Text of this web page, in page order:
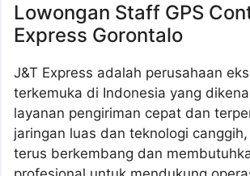
Lowongan Staff GPS
Express Gorontalo
J&T Express adalah perusahaan
terkemuka di Indonesia yang
layanan pengiriman cepat dan
jaringan luas dan teknologi canggih,
terus berkembang dan